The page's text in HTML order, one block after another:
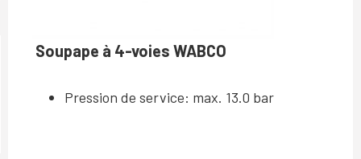
Soupape à 4-voies WABCO
Pression de service: max. 13.0 bar